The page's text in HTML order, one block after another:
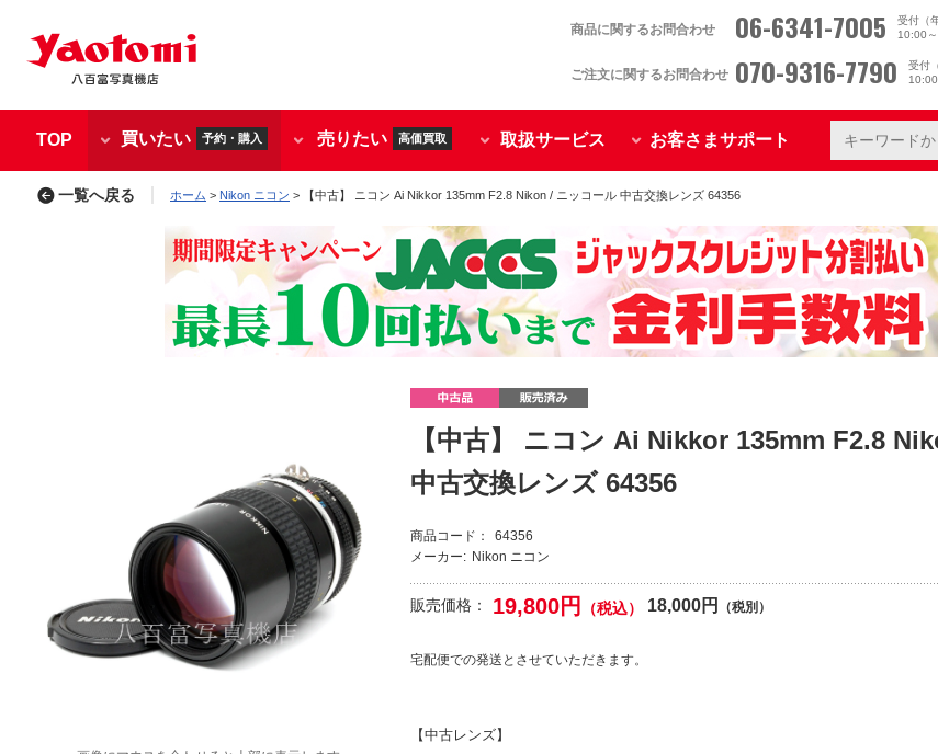
商品に関するお問合わせ 06-6341-7005
受付（
10:00
ご注文に関するお問合わせ 070-9316-7790
受付
TOP 買いたい 予約・購入 売りたい 高価買取 取扱サービス お客さまサポート
一覧へ戻る ホーム > Nikon ニコン > 【中古】 ニコン Ai Nikkor 135mm F2.8 Nikon / ニッコール 中古交換レンズ 64356
【中古】 ニコン Ai Nikkor 135mm F2.8
中古交換レンズ 64356
商品コード：
64356
メーカー: Nikon ニコン
販売価格： 19,800円 （税込） 18,000円 （税別）
宅配便での発送とさせていただきます。
【中古レンズ】